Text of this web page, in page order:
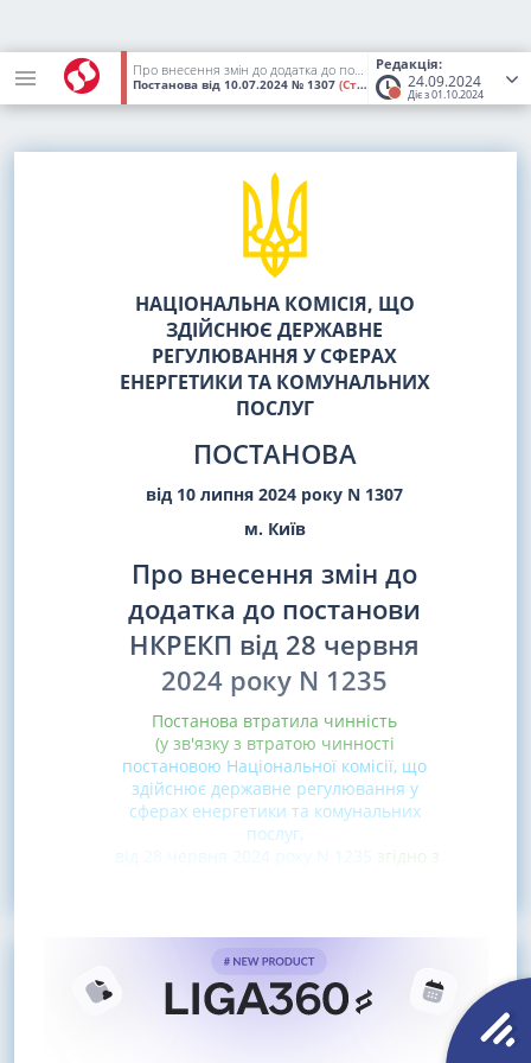
Редакція:
24.09.2024
Діє з 01.10.2024
Про внесення змін до додатка до постанови НКРЕКП від 28 червня 2024 року N 1235
Постанова від 10.07.2024 № 1307 (Статус: Втратив чинність)
НАЦІОНАЛЬНА КОМІСІЯ, ЩО
ЗДІЙСНЮЄ ДЕРЖАВНЕ
РЕГУЛЮВАННЯ У СФЕРАХ
ЕНЕРГЕТИКИ ТА КОМУНАЛЬНИХ
ПОСЛУГ
ПОСТАНОВА
від 10 липня 2024 року N 1307
м. Київ
Про внесення змін до
додатка до постанови
НКРЕКП від 28 червня
2024 року N 1235
Постанова втратила чинність
(у зв'язку з втратою чинності
постановою Національної комісії, що
здійснює державне регулювання у
сферах енергетики та комунальних
послуг,
від 28 червня 2024 року N 1235
згідно з